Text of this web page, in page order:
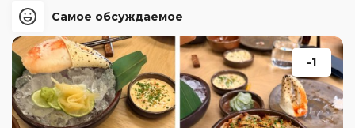
Самое обсуждаемое
-1